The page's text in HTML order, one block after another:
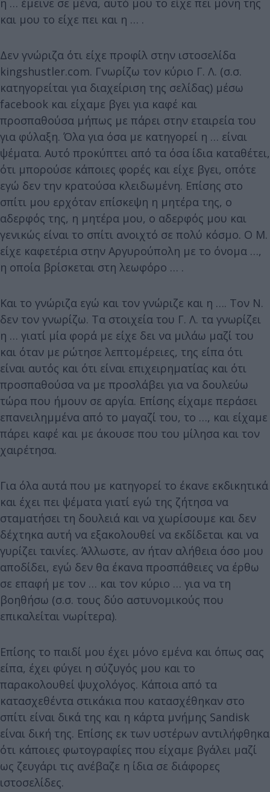
η … έμεινε σε μένα, αυτό μου το είχε πει μόνη της
και μου το είχε πει και η … .
Δεν γνώριζα ότι είχε προφίλ στην ιστοσελίδα
kingshustler.com. Γνωρίζω τον κύριο Γ. Λ. (σ.σ.
κατηγορείται για διαχείριση της σελίδας) μέσω
facebook και είχαμε βγει για καφέ και
προσπαθούσα μήπως με πάρει στην εταιρεία του
για φύλαξη. Όλα για όσα με κατηγορεί η … είναι
ψέματα. Αυτό προκύπτει από τα όσα ίδια καταθέτει,
ότι μπορούσε κάποιες φορές και είχε βγει, οπότε
εγώ δεν την κρατούσα κλειδωμένη. Επίσης στο
σπίτι μου ερχόταν επίσκεψη η μητέρα της, ο
αδερφός της, η μητέρα μου, ο αδερφός μου και
γενικώς είναι το σπίτι ανοιχτό σε πολύ κόσμο. Ο Μ.
είχε καφετέρια στην Αργυρούπολη με το όνομα …,
η οποία βρίσκεται στη λεωφόρο … .
Και το γνώριζα εγώ και τον γνώριζε και η …. Τον Ν.
δεν τον γνωρίζω. Τα στοιχεία του Γ. Λ. τα γνωρίζει
η … γιατί μία φορά με είχε δει να μιλάω μαζί του
και όταν με ρώτησε λεπτομέρειες, της είπα ότι
είναι αυτός και ότι είναι επιχειρηματίας και ότι
προσπαθούσα να με προσλάβει για να δουλεύω
τώρα που ήμουν σε αργία. Επίσης είχαμε περάσει
επανειλημμένα από το μαγαζί του, το …, και είχαμε
πάρει καφέ και με άκουσε που του μίλησα και τον
χαιρέτησα.
Για όλα αυτά που με κατηγορεί το έκανε εκδικητικά
και έχει πει ψέματα γιατί εγώ της ζήτησα να
σταματήσει τη δουλειά και να χωρίσουμε και δεν
δέχτηκα αυτή να εξακολουθεί να εκδίδεται και να
γυρίζει ταινίες. Άλλωστε, αν ήταν αλήθεια όσο μου
αποδίδει, εγώ δεν θα έκανα προσπάθειες να έρθω
σε επαφή με τον … και τον κύριο … για να τη
βοηθήσω (σ.σ. τους δύο αστυνομικούς που
επικαλείται νωρίτερα).
Επίσης το παιδί μου έχει μόνο εμένα και όπως σας
είπα, έχει φύγει η σύζυγός μου και το
παρακολουθεί ψυχολόγος. Κάποια από τα
κατασχεθέντα στικάκια που κατασχέθηκαν στο
σπίτι είναι δικά της και η κάρτα μνήμης Sandisk
είναι δική της. Επίσης εκ των υστέρων αντιλήφθηκα
ότι κάποιες φωτογραφίες που είχαμε βγάλει μαζί
ως ζευγάρι τις ανέβαζε η ίδια σε διάφορες
ιστοσελίδες.